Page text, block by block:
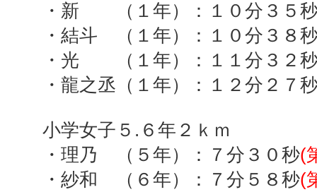
・新 （１年）：１０分３５
・結斗 （１年）：１０分３８
・光 （１年）：１１分３２
・龍之丞（１年）：１２分２７
小学女子５ . ６年２ｋｍ
・理乃 （５年）：７分３０秒(
・紗和 （６年）：７分５８秒(